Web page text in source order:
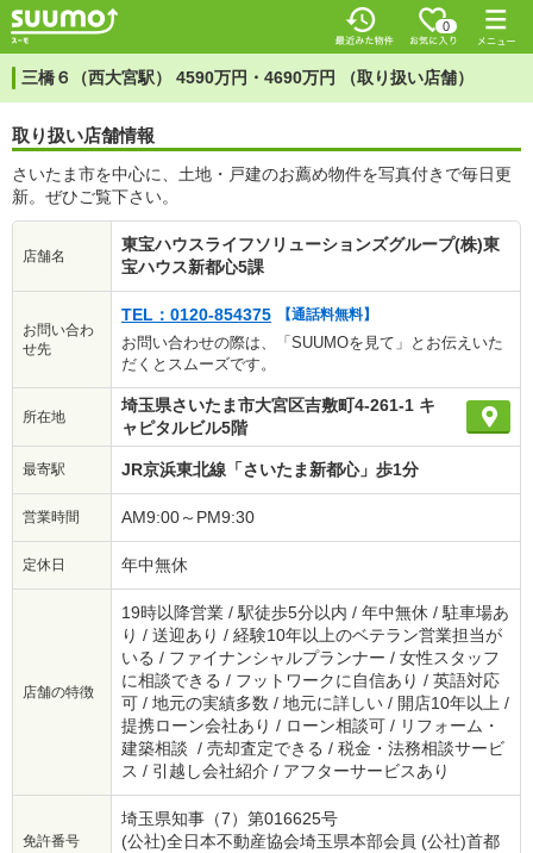
0
三橋６（西大宮駅） 4590万円・4690万円 （取り扱い店舗）
取り扱い店舗情報
さいたま市を中心に、土地・戸建のお薦め物件を写真付きで毎日更
新。ぜひご覧下さい。
店舗名
東宝ハウスライフソリューションズグループ(株)東
宝ハウス新都心5課
お問い合わ
せ先
TEL：0120-854375 【通話料無料】
お問い合わせの際は、「SUUMOを見て」とお伝えいた
だくとスムーズです。
所在地
埼玉県さいたま市大宮区吉敷町4-261-1 キ
ャピタルビル5階
最寄駅 JR京浜東北線「さいたま新都心」歩1分
営業時間 AM9:00～PM9:30
定休日 年中無休
店舗の特徴
19時以降営業 / 駅徒歩5分以内 / 年中無休 / 駐車場あ
り / 送迎あり / 経験10年以上のベテラン営業担当が
いる / ファイナンシャルプランナー / 女性スタッフ
に相談できる / フットワークに自信あり / 英語対応
可 / 地元の実績多数 / 地元に詳しい / 開店10年以上 /
提携ローン会社あり / ローン相談可 / リフォーム・
建築相談 / 売却査定できる / 税金・法務相談サービ
ス / 引越し会社紹介 / アフターサービスあり
免許番号
埼玉県知事（7）第016625号
(公社)全日本不動産協会埼玉県本部会員 (公社)首都